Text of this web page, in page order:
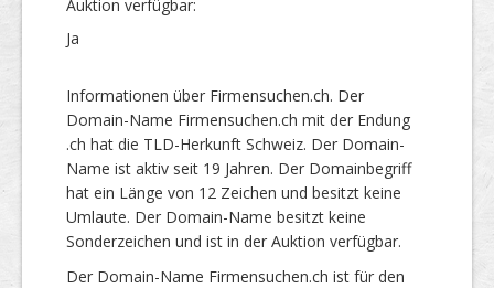
Auktion verfügbar:
Ja
Informationen über Firmensuchen.ch. Der
Domain-Name Firmensuchen.ch mit der Endung
.ch hat die TLD-Herkunft Schweiz. Der Domain-
Name ist aktiv seit 19 Jahren. Der Domainbegriff
hat ein Länge von 12 Zeichen und besitzt keine
Umlaute. Der Domain-Name besitzt keine
Sonderzeichen und ist in der Auktion verfügbar.
Der Domain-Name Firmensuchen.ch ist für den